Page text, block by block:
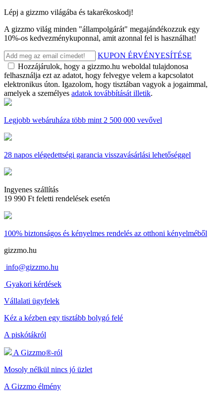
Lépj a gizzmo világába és takarékoskodj!
A gizzmo világ minden "állampolgárát" megajándékozzuk egy
10%-os kedvezménykuponnal, amit azonnal fel is használhat!
KUPON ÉRVÉNYESÍTÉSE
Hozzájárulok, hogy a gizzmo.hu weboldal tulajdonosa
felhasználja ezt az adatot, hogy felvegye velem a kapcsolatot
elektronikus úton. Igazolom, hogy tisztában vagyok a jogaimmal,
amelyek a személyes adatok továbbítását illetik.
Legjobb webáruháza több mint 2 500 000 vevővel
28 napos elégedettségi garancia visszavásárlási lehetőséggel
Ingyenes szállítás
19 990 Ft feletti rendelések esetén
100% biztonságos és kényelmes rendelés az otthoni kényelméből
gizzmo.hu
info@gizzmo.hu
Gyakori kérdések
Vállalati ügyfelek
Kéz a kézben egy tisztább bolygó felé
A piskótákról
A Gizzmo®-ról
Mosoly nélkül nincs jó üzlet
A Gizzmo élmény